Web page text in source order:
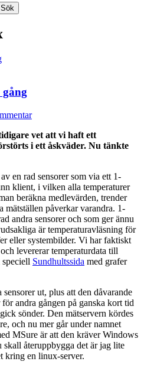
gång
vet att vi haft ett
i ett åskväder. Nu tänkte
en rad sensorer som via ett 1-
klient, i vilken alla temperaturer
beräkna medlevärden, trender
mätställen påverkar varandra. 1-
andra sensorer och som ger ännu
är temperaturavläsning för
eller systembilder. Vi har faktiskt
levererar temperaturdata till
Sundhultssida med grafer
ut, plus att den dåvarande
andra gången på ganska kort tid
sönder. Den mätservern kördes
och nu mer går under namnet
MSure är att den kräver Windows
återuppbygga det är jag lite
kring en linux-server.